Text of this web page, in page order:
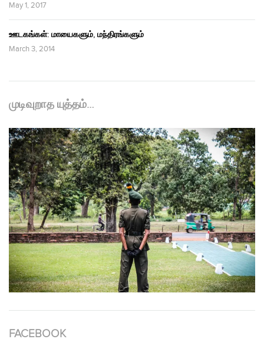
May 1, 2017
ஊடகங்கள்: மாயைகளும், மந்திரங்களும்
March 3, 2014
முடிவுறாத யுத்தம்…
FACEBOOK